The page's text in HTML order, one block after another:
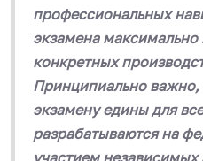
профессиональных
экзамена
конкретных
Принципиально важно,
экзамену едины для
разрабатываются на
участием независимых